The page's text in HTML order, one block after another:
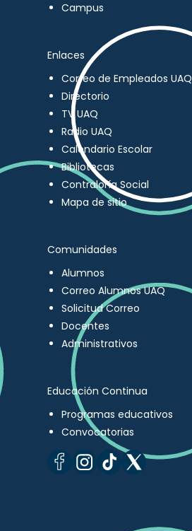
Campus
Enlaces
Correo de Empleados UAQ
Directorio
TV UAQ
Radio UAQ
Calendario Escolar
Bibliotecas
Contraloría Social
Mapa de sitio
Comunidades
Alumnos
Correo Alumnos UAQ
Solicitud Correo
Docentes
Administrativos
Educación Continua
Programas educativos
Convocatorias